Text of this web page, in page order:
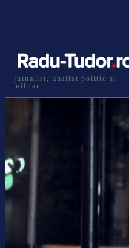
jurnalist, analist politic și
militar